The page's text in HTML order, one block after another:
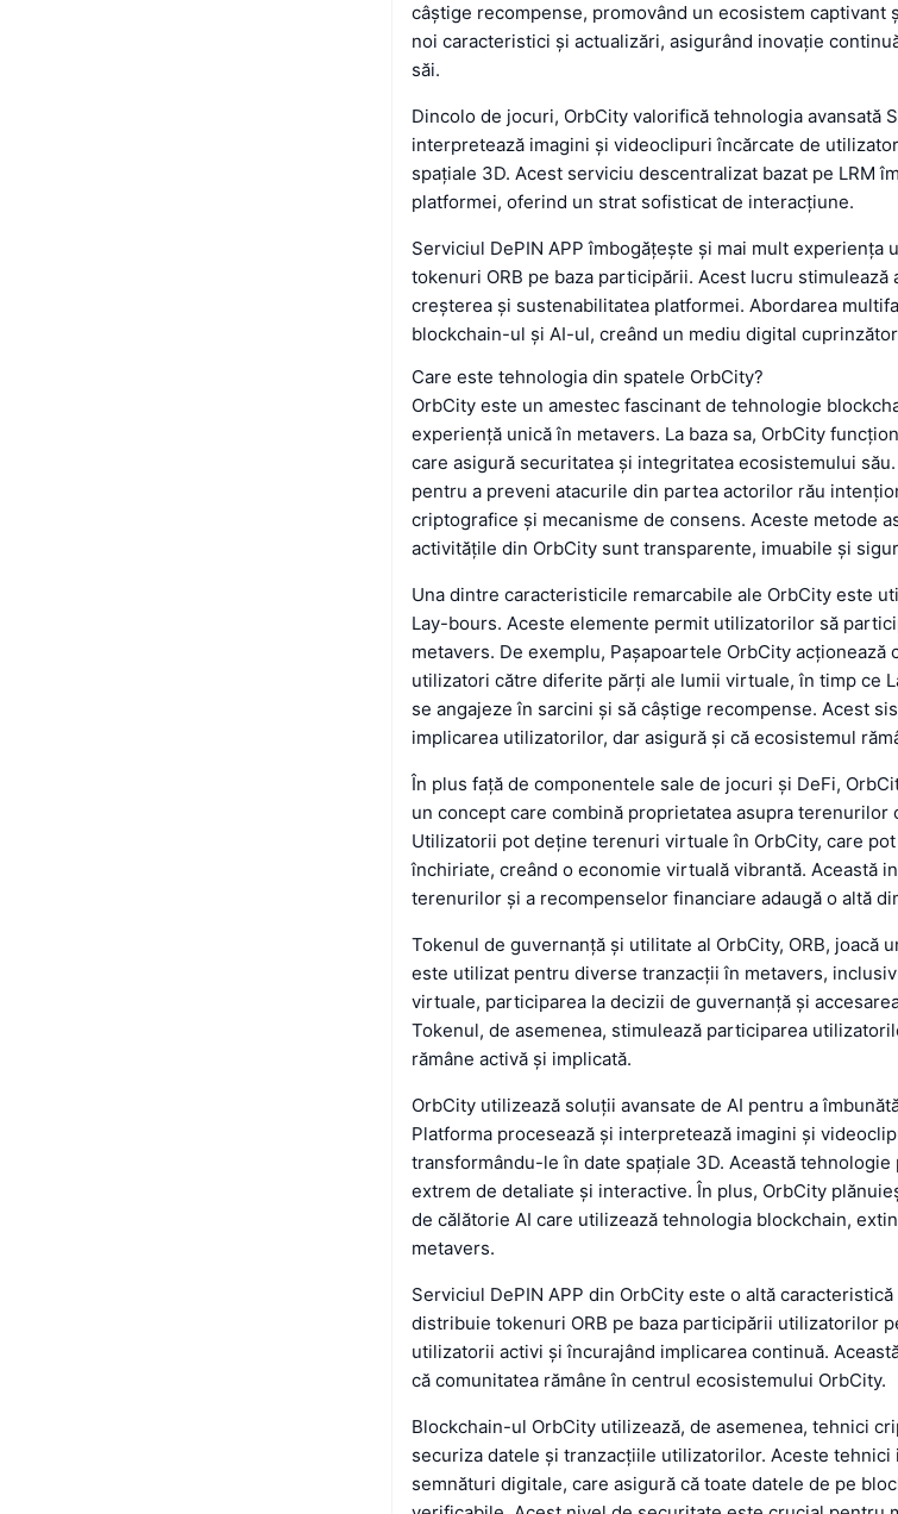
câștige recompense, promovând un ecosistem captivant
noi caracteristici și actualizări, asigurând inovație
săi.
Dincolo de jocuri, OrbCity valorifică tehnologia avansată
interpretează imagini și videoclipuri încărcate de
spațiale 3D. Acest serviciu descentralizat bazat pe LRM
platformei, oferind un strat sofisticat de interacțiune.
Serviciul DePIN APP îmbogățește și mai mult
tokenuri ORB pe baza participării. Acest lucru
creșterea și sustenabilitatea platformei. Abordarea
blockchain-ul și AI-ul, creând un mediu digital
Care este tehnologia din spatele OrbCity?
OrbCity este un amestec fascinant de tehnologie
experiență unică în metavers. La baza sa, OrbCity
care asigură securitatea și integritatea ecosistemului
pentru a preveni atacurile din partea actorilor rău
criptografice și mecanisme de consens. Aceste metode
activitățile din OrbCity sunt transparente, imuabile și
Una dintre caracteristicile remarcabile ale OrbCity este
Lay-bours. Aceste elemente permit utilizatorilor să
metavers. De exemplu, Pașapoartele OrbCity acționează
utilizatori către diferite părți ale lumii virtuale, în timp ce
se angajeze în sarcini și să câștige recompense. Acest
implicarea utilizatorilor, dar asigură și că ecosistemul
În plus față de componentele sale de jocuri și DeFi,
un concept care combină proprietatea asupra terenurilor
Utilizatorii pot deține terenuri virtuale în OrbCity, care
închiriate, creând o economie virtuală vibrantă. Această
terenurilor și a recompenselor financiare adaugă o altă
Tokenul de guvernanță și utilitate al OrbCity, ORB, joacă
este utilizat pentru diverse tranzacții în metavers,
virtuale, participarea la decizii de guvernanță și
Tokenul, de asemenea, stimulează participarea
rămâne activă și implicată.
OrbCity utilizează soluții avansate de AI pentru a
Platforma procesează și interpretează imagini și
transformându-le în date spațiale 3D. Această
extrem de detaliate și interactive. În plus, OrbCity
de călătorie AI care utilizează tehnologia blockchain,
metavers.
Serviciul DePIN APP din OrbCity este o altă
distribuie tokenuri ORB pe baza participării utilizatorilor
utilizatorii activi și încurajând implicarea continuă.
că comunitatea rămâne în centrul ecosistemului OrbCity.
Blockchain-ul OrbCity utilizează, de asemenea, tehnici
securiza datele și tranzacțiile utilizatorilor. Aceste
semnături digitale, care asigură că toate datele de pe